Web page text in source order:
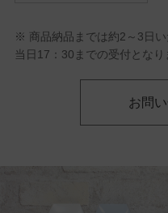
※ 商品納品までは約2～3日
当日17：30までの受付となり
お問